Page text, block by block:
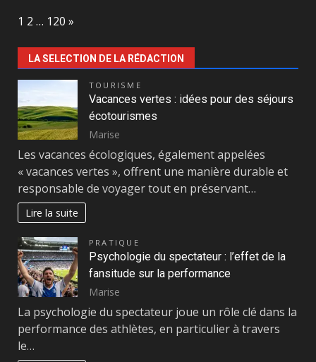
Page:
1 2 … 120 Next
»
LA SELECTION DE LA RÉDACTION
TOURISME
Vacances vertes : idées pour des séjours
écotourismes
Marise
Les vacances écologiques, également appelées
« vacances vertes », offrent une manière durable et
responsable de voyager tout en préservant…
Lire la suite
PRATIQUE
Psychologie du spectateur : l’effet de la
fansitude sur la performance
Marise
La psychologie du spectateur joue un rôle clé dans la
performance des athlètes, en particulier à travers
le…